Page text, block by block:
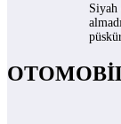
Siyah